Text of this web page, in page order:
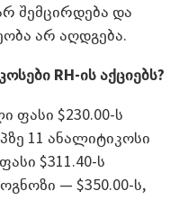
შემცირდება და
არ აღდგება.
RH-ის აქციებს?
ფასი $230.00-ს
11 ანალიტიკოსი
$311.40-ს
— $350.00-ს,